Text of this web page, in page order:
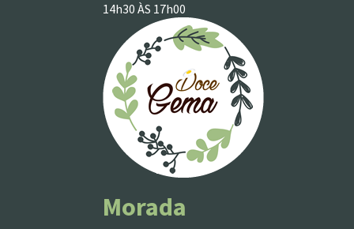
14h30 ÀS 17h00
Morada